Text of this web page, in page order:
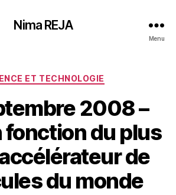
Nima REJA
Menu
Catégories
ET TECHNOLOGIE
2008 –
fonction du plus
de
du monde